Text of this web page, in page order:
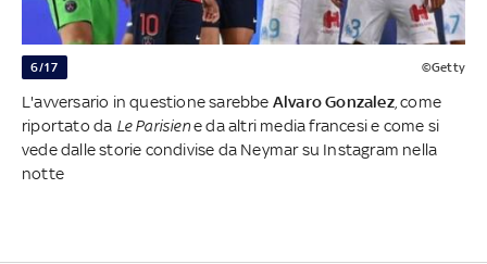
6/17 ©Getty
L'avversario in questione sarebbe Alvaro Gonzalez, come
riportato da Le Parisiene da altri media francesi e come si
vede dalle storie condivise da Neymar su Instagram nella
notte